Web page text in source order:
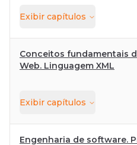
Exibir capítulos
Conceitos fundamentais
Web. Linguagem XML
Exibir capítulos
Engenharia de software.